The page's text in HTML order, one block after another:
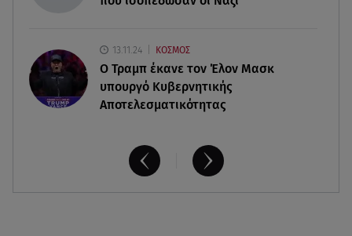
13.11.24 ΚΟΣΜΟΣ
O Τραμπ έκανε τον Έλον Μασκ
υπουργό Κυβερνητικής
Αποτελεσματικότητας